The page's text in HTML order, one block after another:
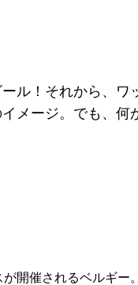
ル！それから、
メージ。でも、
開催されるベルギ